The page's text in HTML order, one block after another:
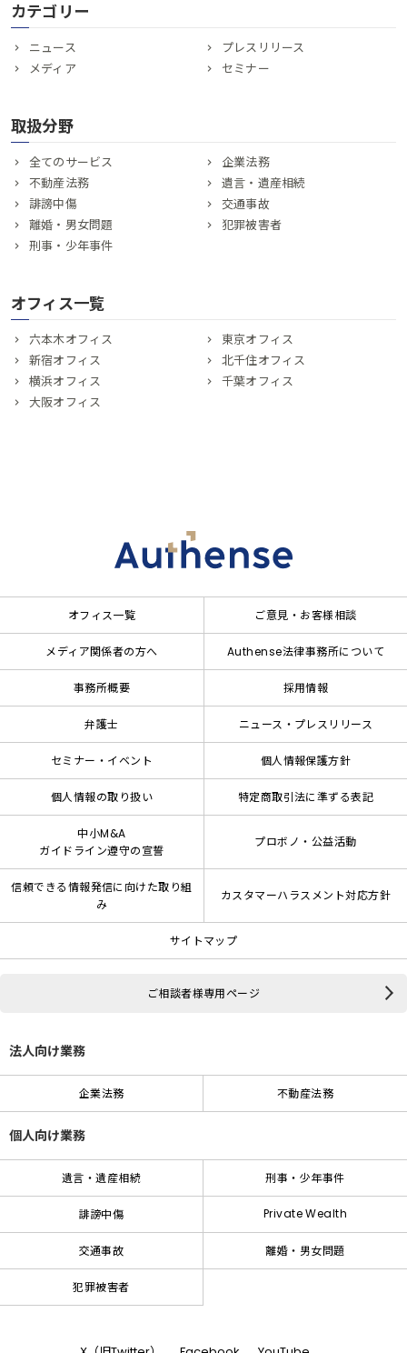
カテゴリー
ニュース
プレスリリース
メディア
セミナー
取扱分野
全てのサービス
企業法務
不動産法務
遺言・遺産相続
誹謗中傷
交通事故
離婚・男女問題
犯罪被害者
刑事・少年事件
オフィス一覧
六本木オフィス
東京オフィス
新宿オフィス
北千住オフィス
横浜オフィス
千葉オフィス
大阪オフィス
オフィス一覧 ご意見・お客様相談
メディア関係者の方へ Authense法律事務所について
事務所概要 採用情報
弁護士 ニュース・プレスリリース
セミナー・イベント 個人情報保護方針
個人情報の取り扱い 特定商取引法に準ずる表記
中小M&A
ガイドライン遵守の宣誓
プロボノ・公益活動
信頼できる情報発信に向けた取り組
み
カスタマーハラスメント対応方針
サイトマップ
ご相談者様専用ページ
法人向け業務
企業法務 不動産法務
個人向け業務
遺言・遺産相続 刑事・少年事件
誹謗中傷 Private Wealth
交通事故 離婚・男女問題
犯罪被害者